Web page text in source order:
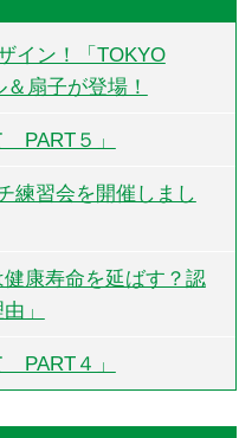
イン！「TOKYO
扇子が登場！
PART５」
練習会を開催しまし
康寿命を延ばす？認
」
PART４」